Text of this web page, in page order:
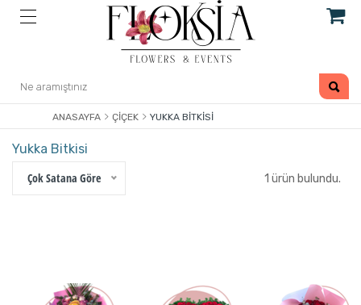
ANASAYFA ÇIÇEK YUKKA BITKISI
Yukka Bitkisi
Çok Satana Göre
1 ürün bulundu.